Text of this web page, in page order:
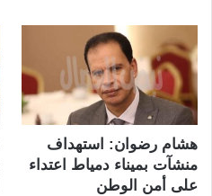
هشام رضوان: استهداف
منشآت بميناء دمياط اعتداء
على أمن الوطن